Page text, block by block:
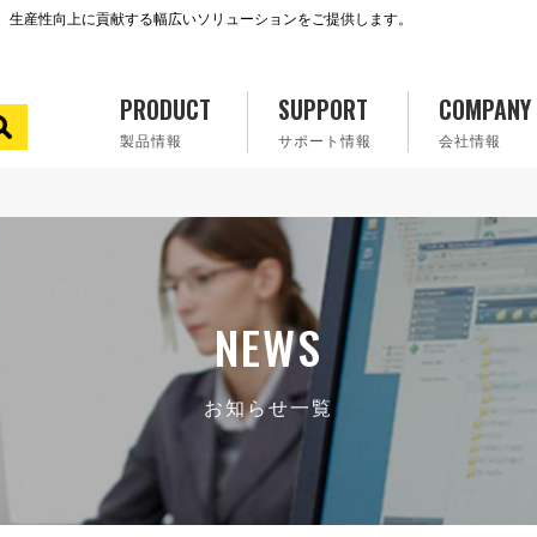
産性向上に貢献する幅広いソリューションをご提供します。
PRODUCT
製品情報
SUPPORT
サポート情報
COMPANY
会社情報
NEWS
お知らせ一覧